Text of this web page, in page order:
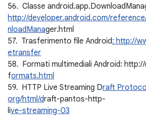
56. Classe
http://developer.android.com/
nloadManager.html
57. Trasferimento file Android: http://
etransfer
58. Formati multimediali Android:
formats.html
59. HTTP Live Streaming Draft
org/html/draft-pantos-http-
live-streaming-03